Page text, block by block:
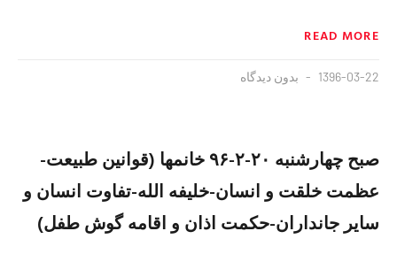
READ MORE
1396-03-22 بدون دیدگاه
صبح چهارشنبه ٢٠-٢-٩۶ خانمها (قوانین طبیعت-
عظمت خلقت و انسان-خلیفه الله-تفاوت انسان و
سایر جانداران-حکمت اذان و اقامه گوش طفل)